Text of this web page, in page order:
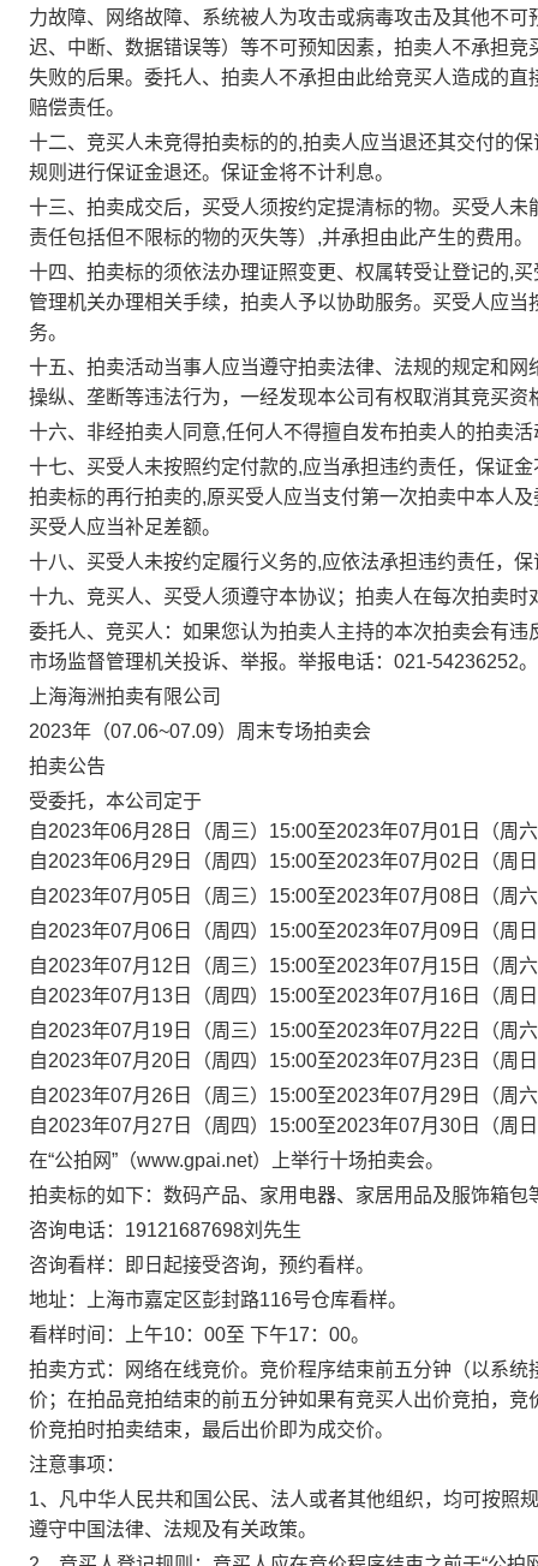
力故障、网络故障、系统被人为攻击或病毒攻击及其他不
迟、中断、数据错误等）等不可预知因素，拍卖人不承担
失败的后果。委托人、拍卖人不承担由此给竞买人造成的
赔偿责任。
十二、竞买人未竞得拍卖标的的,拍卖人应当退还其交付的
规则进行保证金退还。保证金将不计利息。
十三、拍卖成交后，买受人须按约定提清标的物。买受人
责任包括但不限标的物的灭失等）,并承担由此产生的费用。
十四、拍卖标的须依法办理证照变更、权属转受让登记的,
管理机关办理相关手续，拍卖人予以协助服务。买受人应
务。
十五、拍卖活动当事人应当遵守拍卖法律、法规的规定和
操纵、垄断等违法行为，一经发现本公司有权取消其竞买
十六、非经拍卖人同意,任何人不得擅自发布拍卖人的拍卖
十七、买受人未按照约定付款的,应当承担违约责任，保证
拍卖标的再行拍卖的,原买受人应当支付第一次拍卖中本人
买受人应当补足差额。
十八、买受人未按约定履行义务的,应依法承担违约责任，
十九、竞买人、买受人须遵守本协议；拍卖人在每次拍卖
委托人、竞买人：如果您认为拍卖人主持的本次拍卖会有
市场监督管理机关投诉、举报。举报电话：021-54236252。
上海海洲拍卖有限公司
2023年（07.06~07.09）周末专场拍卖会
拍卖公告
受委托，本公司定于
自2023年06月28日（周三）15:00至2023年07月01日（周
自2023年06月29日（周四）15:00至2023年07月02日（周
自2023年07月05日（周三）15:00至2023年07月08日（周
自2023年07月06日（周四）15:00至2023年07月09日（周
自2023年07月12日（周三）15:00至2023年07月15日（周
自2023年07月13日（周四）15:00至2023年07月16日（周
自2023年07月19日（周三）15:00至2023年07月22日（周
自2023年07月20日（周四）15:00至2023年07月23日（周
自2023年07月26日（周三）15:00至2023年07月29日（周
自2023年07月27日（周四）15:00至2023年07月30日（周
在“公拍网”（www.gpai.net）上举行十场拍卖会。
拍卖标的如下：数码产品、家用电器、家居用品及服饰箱
咨询电话：19121687698刘先生
咨询看样：即日起接受咨询，预约看样。
地址：上海市嘉定区彭封路116号仓库看样。
看样时间：上午10：00至 下午17：00。
拍卖方式：网络在线竞价。竞价程序结束前五分钟（以系
价；在拍品竞拍结束的前五分钟如果有竞买人出价竞拍，
价竞拍时拍卖结束，最后出价即为成交价。
注意事项：
1、凡中华人民共和国公民、法人或者其他组织，均可按照
遵守中国法律、法规及有关政策。